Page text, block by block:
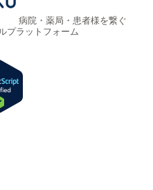
病院・薬局・患者様を繋ぐ
プラットフォーム